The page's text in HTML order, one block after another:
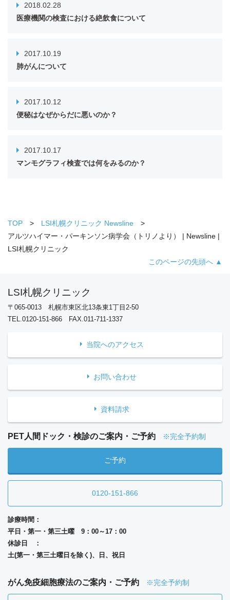
2018.02.28
医療機関の検査における絶飲食について
2017.10.19
肺がんについて
2017.10.12
便秘はなぜからだに悪いのか？
2017.10.17
マンモグラフィ検査では何をみるのか？
TOP
LSI札幌クリニック Newsline
アルツハイマー・パーキンソン病学会（トリノより） | Newsline |
LSI札幌クリニック
このページの先頭へ ▲
LSI札幌クリニック
〒065-0013 札幌市東区北13条東1丁目2-50
TEL.0120-151-866 FAX.011-711-1337
当院へのアクセス
お問い合わせ
資料請求
PET人間ドック・検診のご案内・ご予約 ※完全予約制
ご予約
0120-151-866
診療時間：
平日・第一・第三土曜 9：00～17：00
休診日 ：
土(第一・第三土曜日を除く)、日、祝日
がん免疫細胞療法のご案内・ご予約 ※完全予約制